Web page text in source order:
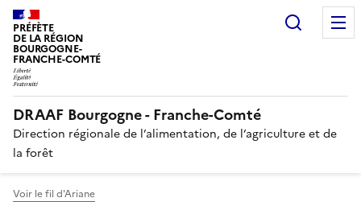
PRÉFÈTE
DE LA RÉGION
BOURGOGNE-
FRANCHE-COMTÉ
DRAAF Bourgogne - Franche-Comté
Direction régionale de l’alimentation, de l’agriculture et de
la forêt
Voir le fil d'Ariane